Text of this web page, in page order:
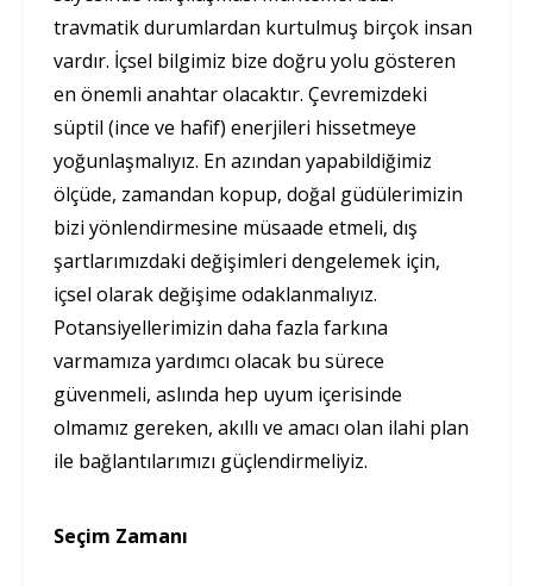
travmatik durumlardan kurtulmuş birçok insan
vardır. İçsel bilgimiz bize doğru yolu gösteren
en önemli anahtar olacaktır. Çevremizdeki
süptil (ince ve hafif) enerjileri hissetmeye
yoğunlaşmalıyız. En azından yapabildiğimiz
ölçüde, zamandan kopup, doğal güdülerimizin
bizi yönlendirmesine müsaade etmeli, dış
şartlarımızdaki değişimleri dengelemek için,
içsel olarak değişime odaklanmalıyız.
Potansiyellerimizin daha fazla farkına
varmamıza yardımcı olacak bu sürece
güvenmeli, aslında hep uyum içerisinde
olmamız gereken, akıllı ve amacı olan ilahi plan
ile bağlantılarımızı güçlendirmeliyiz.
Seçim Zamanı